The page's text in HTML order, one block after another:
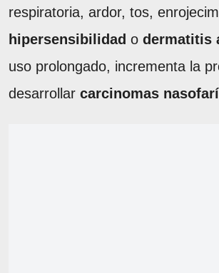
respiratoria, ardor, tos,
hipersensibilidad o dermatitis
uso prolongado, incrementa la
desarrollar carcinomas